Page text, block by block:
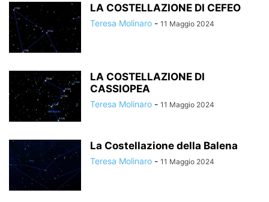
LA COSTELLAZIONE DI CEFEO
Teresa Molinaro - 11 Maggio 2024
LA COSTELLAZIONE DI
CASSIOPEA
Teresa Molinaro - 11 Maggio 2024
La Costellazione della Balena
Teresa Molinaro - 11 Maggio 2024